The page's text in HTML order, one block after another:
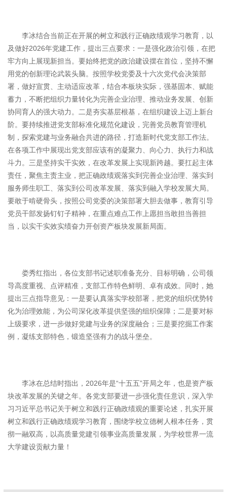
李冰结合当前正在开展的树立和践行正确政绩观学习教育，以
及做好2026年党建工作，提出三点要求：一是强化政治引领，在把
牢方向上展现新担当。要始终把党的政治建设摆在首位，坚持不懈
用党的创新理论武装头脑。按照学校党委及十六次党代会决策部
署，做好宣贯、主动适应改革，结合本板块实际，强基固本、赋能
蓄力，不断把组织力量转化为完善企业治理、推动业务发展、创新
协同育人的强大动力。二是夯实基层根基，在组织建设上迈上新台
阶。要持续推进党支部标准化规范化建设，完善党员教育管理机
制，探索党建与业务融合共进的路径，打造新时代党支部工作法。
在各项工作中展现出党支部应该有的凝聚力、向心力、执行力和战
斗力。三是坚持实干实效，在改革发展上实现新跨越。要扛起主体
责任，聚焦主责主业，把正确政绩观落实到完善企业治理、落实到
服务师生职工、落实到公司改革发展、落实到融入学校发展大局。
要敢于啃硬骨头，按照公司党委的决策部署大胆去做事，教育引导
党员干部发扬钉钉子精神，在重点难点工作上愿担当敢担当善担
当，以实干实效实绩奋力开创资产板块发展新局面。
娄秀红指出，各位支部书记述职准备充分、目标明确，公司领
导高度重视、点评精准，支部工作特色鲜明、卓有成效。同时，她
提出三点指导意见：一是要认真落实学校部署，把党的组织优势转
化为治理效能，为公司深化改革提供坚强的组织保障；二是要对标
上级要求，进一步做好党建与业务的深度融合；三是要挖掘工作案
例，凝练支部特色，锻造坚强有力的战斗堡垒。
李冰在总结时指出，2026年是“十五五”开局之年，也是资产板
块改革发展的关键之年。各党支部要进一步强化责任意识，深入学
习习近平总书记关于树立和践行正确政绩观的重要论述，扎实开展
树立和践行正确政绩观学习教育，围绕学校立德树人根本任务，贯
彻一融双高，以高质量党建引领事业高质量发展，为学校世界一流
大学建设贡献力量！